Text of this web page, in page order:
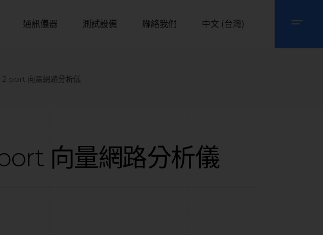
通訊儀器 測試設備 聯絡我們 中文 (台灣)
port 向量網路分析儀
向量網路分析儀